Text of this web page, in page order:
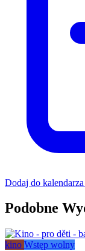
Dodaj do
Podobne
kino Wstęp wolny